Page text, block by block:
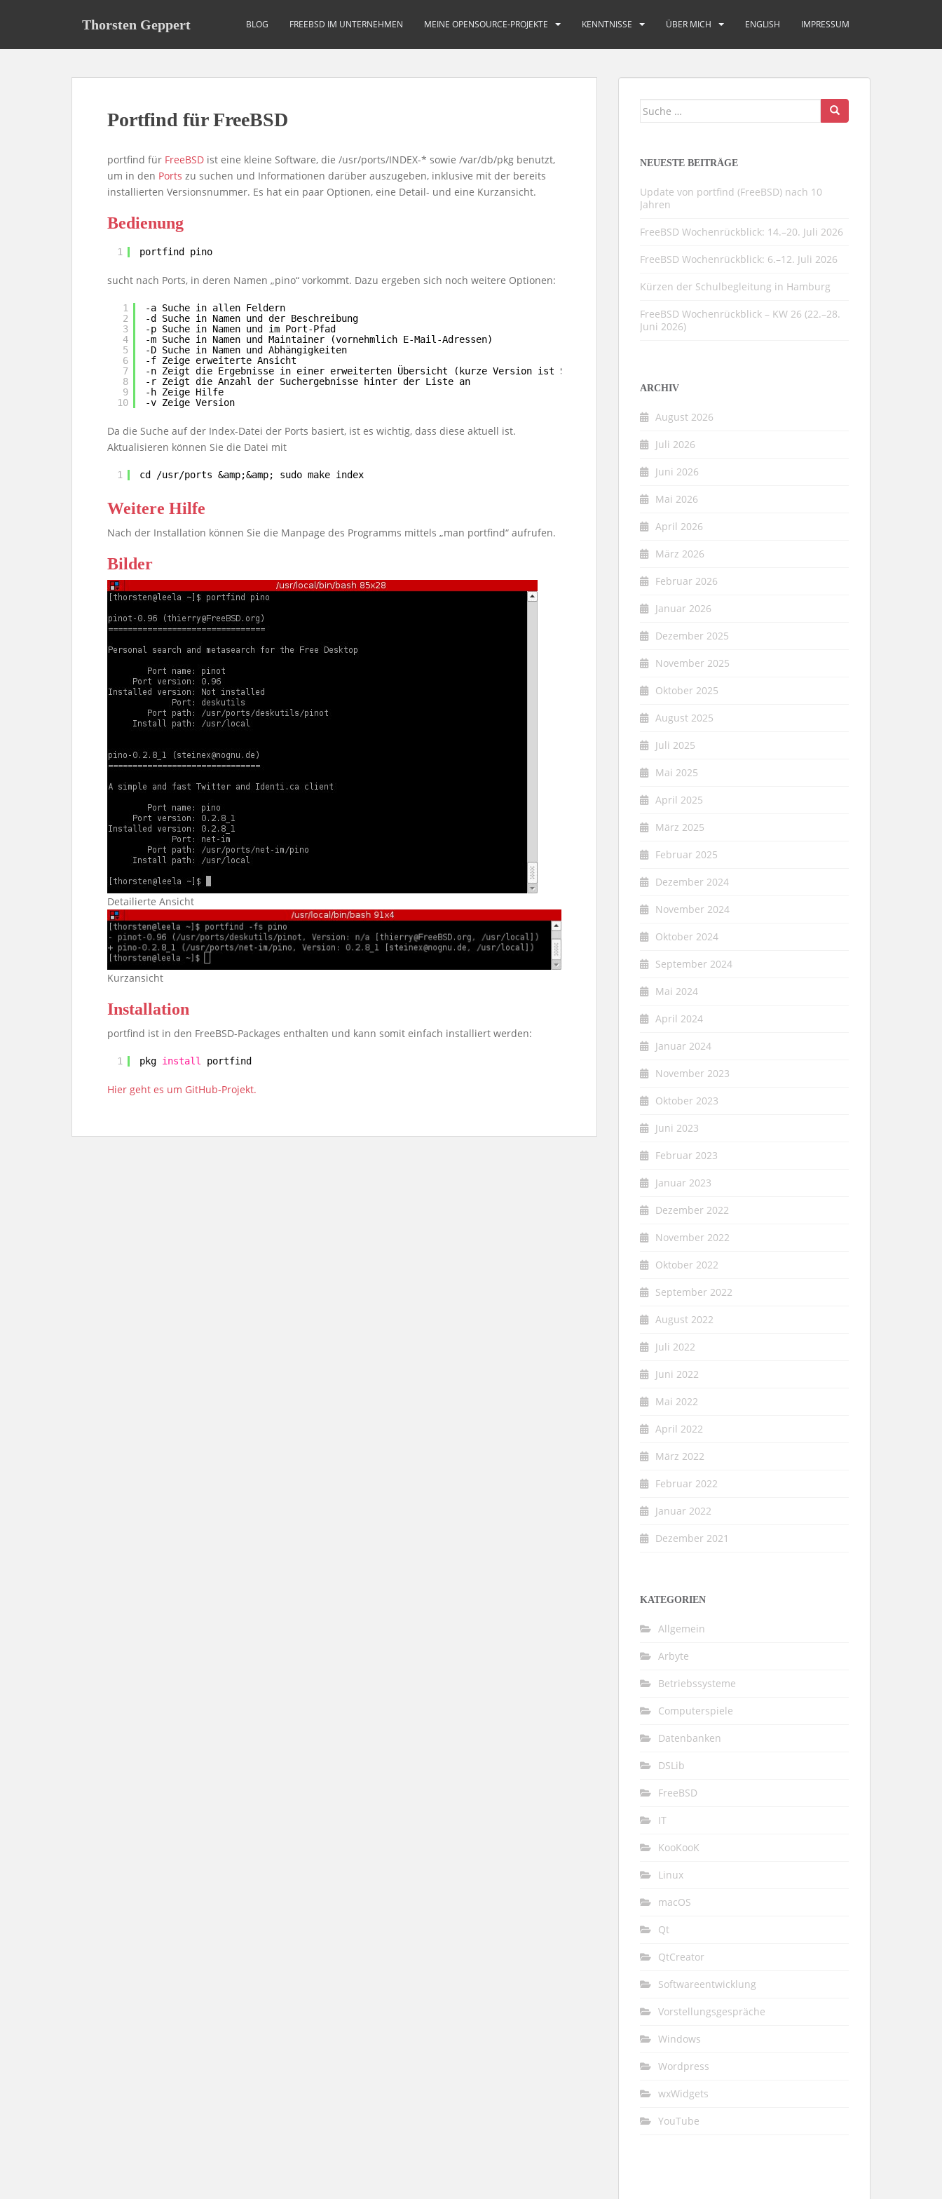
Thorsten Geppert BLOG FREEBSD IM UNTERNEHMEN MEINE OPENSOURCE-PROJEKTE KENNTNISSE ÜBER MICH ENGLISH IMPRESSUM
Portfind für FreeBSD
portfind für FreeBSD ist eine kleine Software, die /usr/ports/INDEX-* sowie /var/db/pkg benutzt,
um in den Ports zu suchen und Informationen darüber auszugeben, inklusive mit der bereits
installierten Versionsnummer. Es hat ein paar Optionen, eine Detail- und eine Kurzansicht.
Bedienung
1 portfind pino
sucht nach Ports, in deren Namen „pino“ vorkommt. Dazu ergeben sich noch weitere Optionen:
1
2
3
4
5
6
7
8
9
10
-a Suche in allen Feldern
-d Suche in Namen und der Beschreibung
-p Suche in Namen und im Port-Pfad
-m Suche in Namen und Maintainer (vornehmlich E-Mail-Adressen)
-D Suche in Namen und Abhängigkeiten
-f Zeige erweiterte Ansicht
-n Zeigt die Ergebnisse in einer erweiterten Übersicht (kurze Version ist Standard)
-r Zeigt die Anzahl der Suchergebnisse hinter der Liste an
-h Zeige Hilfe
-v Zeige Version
Da die Suche auf der Index-Datei der Ports basiert, ist es wichtig, dass diese aktuell ist.
Aktualisieren können Sie die Datei mit
1 cd /usr/ports &amp;&amp; sudo make index
Weitere Hilfe
Nach der Installation können Sie die Manpage des Programms mittels „man portfind“ aufrufen.
Bilder
Detailierte Ansicht
Kurzansicht
Installation
portfind ist in den FreeBSD-Packages enthalten und kann somit einfach installiert werden:
1 pkg install portfind
Hier geht es um GitHub-Projekt.
Suche
NEUESTE BEITRÄGE
Update von portfind (FreeBSD) nach 10
Jahren
FreeBSD Wochenrückblick: 14.–20. Juli 2026
FreeBSD Wochenrückblick: 6.–12. Juli 2026
Kürzen der Schulbegleitung in Hamburg
FreeBSD Wochenrückblick – KW 26 (22.–28.
Juni 2026)
ARCHIV
August 2026
Juli 2026
Juni 2026
Mai 2026
April 2026
März 2026
Februar 2026
Januar 2026
Dezember 2025
November 2025
Oktober 2025
August 2025
Juli 2025
Mai 2025
April 2025
März 2025
Februar 2025
Dezember 2024
November 2024
Oktober 2024
September 2024
Mai 2024
April 2024
Januar 2024
November 2023
Oktober 2023
Juni 2023
Februar 2023
Januar 2023
Dezember 2022
November 2022
Oktober 2022
September 2022
August 2022
Juli 2022
Juni 2022
Mai 2022
April 2022
März 2022
Februar 2022
Januar 2022
Dezember 2021
KATEGORIEN
Allgemein
Arbyte
Betriebssysteme
Computerspiele
Datenbanken
DSLib
FreeBSD
IT
KooKooK
Linux
macOS
Qt
QtCreator
Softwareentwicklung
Vorstellungsgespräche
Windows
Wordpress
wxWidgets
YouTube